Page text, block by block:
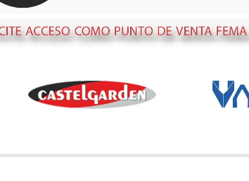
Métodos de envío y retiro
Transporte Habitual